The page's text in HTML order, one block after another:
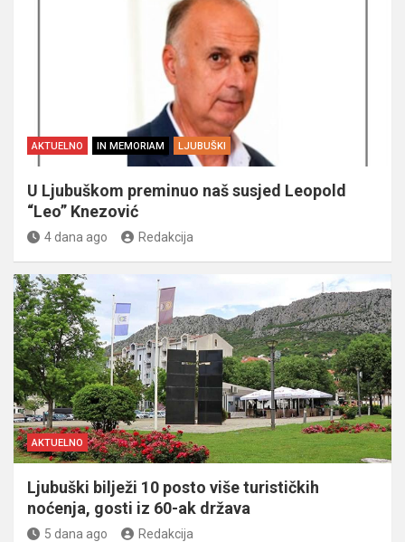
AKTUELNO IN MEMORIAM LJUBUŠKI
U Ljubuškom preminuo naš susjed Leopold
“Leo” Knezović
4 dana ago Redakcija
AKTUELNO
Ljubuški bilježi 10 posto više turističkih
noćenja, gosti iz 60-ak država
5 dana ago Redakcija